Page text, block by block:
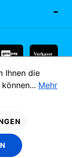
Vorkasse
Versandkosten
angegeben.
Ihnen die
Mehr